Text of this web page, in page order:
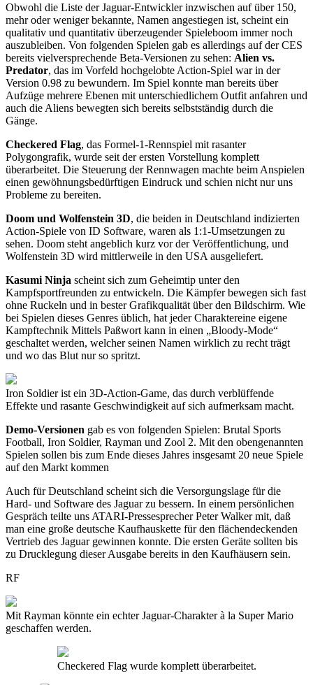
Obwohl die Liste der Jaguar-Entwickler inzwischen auf über 150,
mehr oder weniger bekannte, Namen angestiegen ist, scheint ein
qualitativ und quantitativ überzeugender Spieleboom immer noch
auszubleiben. Von folgenden Spielen gab es allerdings auf der CES
bereits vielversprechende Beta-Versionen zu sehen: Alien vs.
Predator, das im Vorfeld hochgelobte Action-Spiel war in der
Version 0.98 zu bewundern. Im Spiel konnte man bereits über
Aufzüge mehrere Ebenen mit unterschiedlichem Outfit anfahren und
auch die Aliens bewegten sich bereits selbstständig durch die
Gänge.
Checkered Flag, das Formel-1-Rennspiel mit rasanter
Polygongrafik, wurde seit der ersten Vorstellung komplett
überarbeitet. Die Steuerung der Rennwagen machte beim Anspielen
einen gewöhnungsbedürftigen Eindruck und schien nicht nur uns
Probleme zu bereiten.
Doom und Wolfenstein 3D, die beiden in Deutschland indizierten
Action-Spiele von ID Software, waren als 1:1-Umsetzungen zu
sehen. Doom steht angeblich kurz vor der Veröffentlichung, und
Wolfenstein 3D wird mittlerweile in den USA ausgeliefert.
Kasumi Ninja scheint sich zum Geheimtip unter den
Kampfsportfreunden zu entwickeln. Die Kämpfer bewegen sich fast
ohne Ruckeln und in bester Grafikqualität über den Bildschirm. Wie
bei Spielen dieses Genres üblich, hat jeder Charaktereine eigene
Kampftechnik Mittels Paßwort kann in einen „Bloody-Mode“
geschaltet werden, welcher seinen Namen wirklich zu recht trägt
und wo das Blut nur so spritzt.
Iron Soldier ist ein 3D-Action-Game, das durch verblüffende
Effekte und rasante Geschwindigkeit auf sich aufmerksam macht.
Demo-Versionen gab es von folgenden Spielen: Brutal Sports
Football, Iron Soldier, Rayman und Zool 2. Mit den obengenannten
Spielen sollen bis zum Ende dieses Jahres insgesamt 20 neue Spiele
auf den Markt kommen
Auch für Deutschland scheint sich die Versorgungslage für die
Hard- und Software des Jaguar zu bessern. In einem persönlichen
Gespräch teilte uns ATARI-Pressesprecher Peter Walker mit, daß
man eine große deutsche Kaufhauskette für den flächendeckenden
Vertrieb des Jaguar gewinnen konnte. Die ersten Geräte sollten bis
zu Drucklegung dieser Ausgabe bereits in den Kaufhäusern sein.
RF
Mit Rayman könnte ein echter Jaguar-Charakter à la Super Mario
geschaffen werden.
Checkered Flag wurde komplett überarbeitet.